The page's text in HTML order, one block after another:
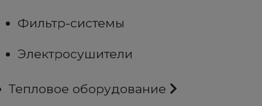
Фильтр-системы
Электросушители
Тепловое оборудование